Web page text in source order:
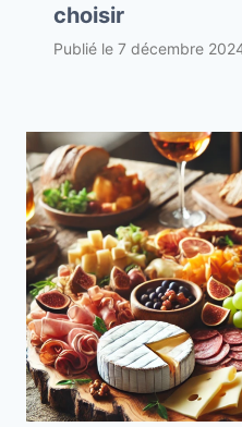
choisir
Publié le 7 décembre